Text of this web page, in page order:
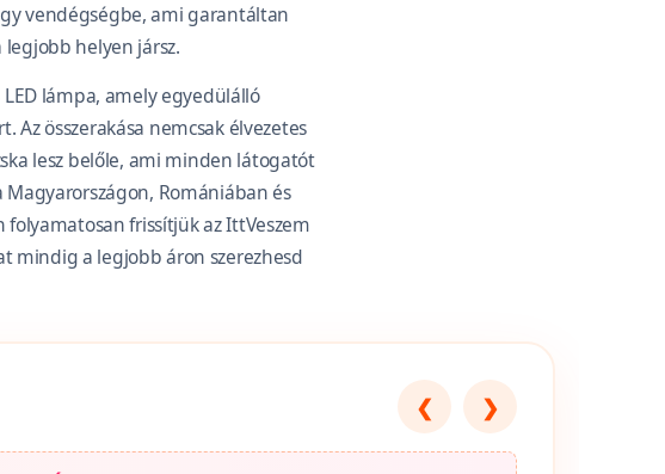
a legújabb technológiai
a sablonos ajándékokat, és valami
vendégségbe, ami garantáltan
helyen jársz.
lámpa, amely egyedülálló
összerakása nemcsak élvezetes
lesz belőle, ami minden látogatót
Romániában és